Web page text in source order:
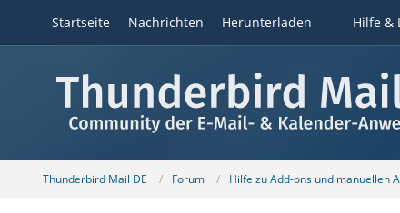
Startseite Nachrichten Herunterladen Hilfe &
Thunderbird Mail DE Forum Hilfe zu Add-ons und manuellen